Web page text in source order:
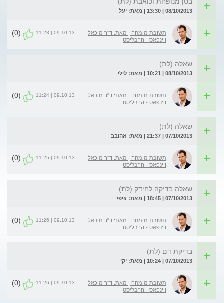
08/10/2013 | 13:30 | מאת: יעל
תשובת מומחה | מאת: ד"ר מיכאל
ויינפאס - הרבליסט
09.10.13 | 11:23
(0)
שאלה (לת)
08/10/2013 | 10:21 | מאת: לילי
תשובת מומחה | מאת: ד"ר מיכאל
ויינפאס - הרבליסט
09.10.13 | 11:24
(0)
שאלה (לת)
07/10/2013 | 21:37 | מאת: אהובב
תשובת מומחה | מאת: ד"ר מיכאל
ויינפאס - הרבליסט
09.10.13 | 11:25
(0)
שאלה בדיקה לחידק (לת)
07/10/2013 | 18:45 | מאת: ציפי
תשובת מומחה | מאת: ד"ר מיכאל
ויינפאס - הרבליסט
09.10.13 | 11:26
(0)
בדיקת דם (לת)
07/10/2013 | 10:24 | מאת: יקי
תשובת מומחה | מאת: ד"ר מיכאל
ויינפאס - הרבליסט
09.10.13 | 11:26
(0)